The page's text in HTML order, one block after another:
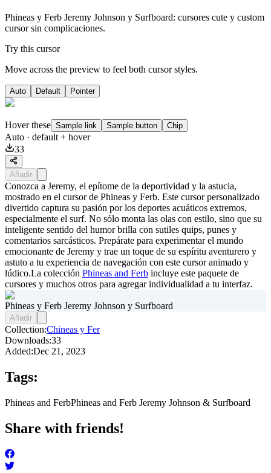
Phineas y Ferb Jeremy Johnson y Surfboard: cursores cute y custom
cursor sin complicaciones.
Try this cursor
Move across the preview to feel both cursor styles.
Auto Default Pointer
Hover these Sample link Sample button Chip
Auto · default + hover
33
Añadir
Conozca a Jeremy, el epítome de la deportividad y la astucia,
mostrado en el cursor de Phineas y Ferb. Este cursor personalizado
divertido captura su pasión por los deportes acuáticos extremos,
especialmente el surf. No sólo monta las olas con estilo, sino que su
inteligente sentido del humor brilla con sutiles quips, punes y
comentarios sarcásticos. Prepárate para experimentar el mundo
emocionante de Jeremy y trae un toque de su espíritu aventurero y
astuto a tu experiencia de navegación con este cursor animado y
lúdico.La colección Phineas and Ferb incluye este paquete de
cursores y muchos otros para agregar individualidad a tu interfaz.
Phineas y Ferb Jeremy Johnson y Surfboard
Añadir
Collection:Chineas y Fer
Downloads:33
Added:Dec 21, 2023
Tags:
Phineas and FerbPhineas and Ferb Jeremy Johnson & Surfboard
Share with friends!